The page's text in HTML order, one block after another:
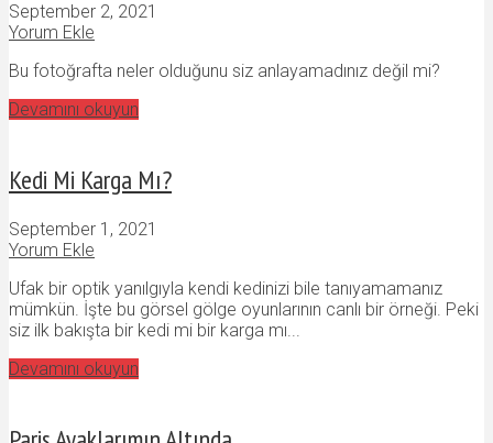
September 2, 2021
Yorum Ekle
Bu fotoğrafta neler olduğunu siz anlayamadınız değil mi?
Devamını okuyun
Kedi Mi Karga Mı?
September 1, 2021
Yorum Ekle
Ufak bir optik yanılgıyla kendi kedinizi bile tanıyamamanız
mümkün. İşte bu görsel gölge oyunlarının canlı bir örneği. Peki
siz ilk bakışta bir kedi mi bir karga mı...
Devamını okuyun